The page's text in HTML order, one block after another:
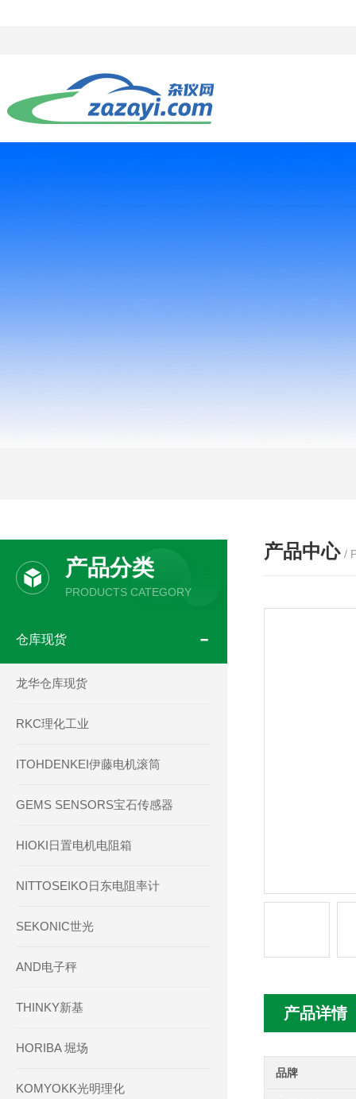
产品中心 /
产品详情
品牌
产品分类
PRODUCTS CATEGORY
仓库现货
龙华仓库现货
RKC理化工业
ITOHDENKEI伊藤电机滚筒
GEMS SENSORS宝石传感器
HIOKI日置电机电阻箱
NITTOSEIKO日东电阻率计
SEKONIC世光
AND电子秤
THINKY新基
HORIBA 堀场
KOMYOKK光明理化